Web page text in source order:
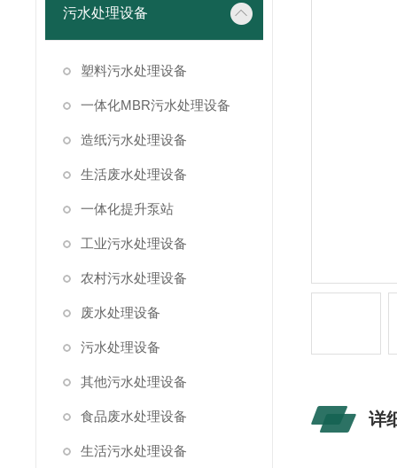
污水处理设备
塑料污水处理设备
一体化MBR污水处理设备
造纸污水处理设备
生活废水处理设备
一体化提升泵站
工业污水处理设备
农村污水处理设备
废水处理设备
污水处理设备
其他污水处理设备
食品废水处理设备
生活污水处理设备
详